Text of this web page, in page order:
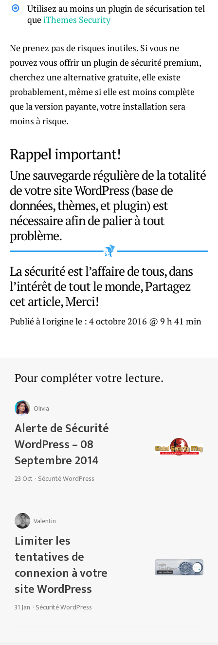
Utilisez au moins un plugin de sécurisation tel
queiThemes Security
Ne prenez pas de risques inutiles. Si vous ne
pouvez vous offrir un plugin de sécurité premium,
cherchez une alternative gratuite, elle existe
probablement, même si elle est moins complète
que la version payante, votre installation sera
moins à risque.
Rappel important!
Une sauvegarde régulière de la totalité
de votre site WordPress (base de
données, thèmes, et plugin) est
nécessaire afin de palier à tout
problème.
La sécurité est l’affaire de tous, dans
l’intérêt de tout le monde, Partagez
cet article, Merci!
Publié à l'origine le : 4 octobre 2016 @ 9 h 41 min
Pour compléter votre lecture.
Olivia
Alerte de Sécurité
WordPress – 08
Septembre 2014
23 Oct · Sécurité WordPress
Valentin
Limiter les
tentatives de
connexion à votre
site WordPress
31 Jan · Sécurité WordPress